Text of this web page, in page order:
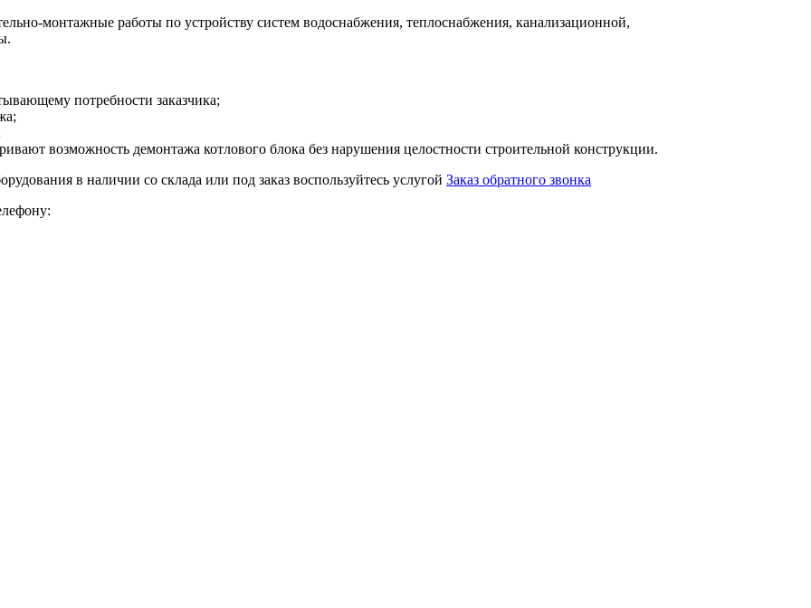
монтажные работы по устройству систем водоснабжения, теплоснабжения, канализационной,
потребности заказчика;
возможность демонтажа котлового блока без нарушения целостности строительной конструкции.
в наличии со склада или под заказ воспользуйтесь услугой Заказ обратного звонка